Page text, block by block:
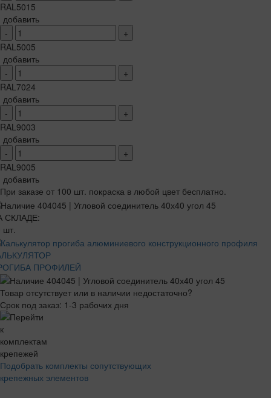
RAL5015
добавить
-
+
RAL5005
добавить
-
+
RAL7024
добавить
-
+
RAL9003
добавить
-
+
RAL9005
добавить
При заказе от 100 шт. покраска в любой цвет бесплатно.
СКЛАДЕ:
шт.
ПРОФИЛЕЙ
Товар отсутствует или в наличии недостаточно?
Срок под заказ: 1-3 рабочих дня
Подобрать комплекты сопутствующих
крепежных элементов